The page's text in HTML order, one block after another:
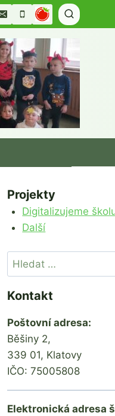
Projekty
Digitalizujeme
Další
Vyhledávání
Kontakt
Poštovní adresa:
Běšiny 2,
339 01, Klatovy
IČO: 75005808
Elektronická adresa